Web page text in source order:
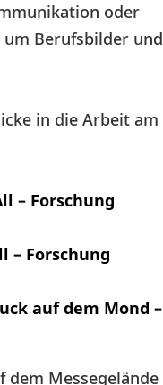
oder
Berufsbilder und
in die Arbeit am
– Forschung
– Forschung
auf dem Mond –
dem Messegelände